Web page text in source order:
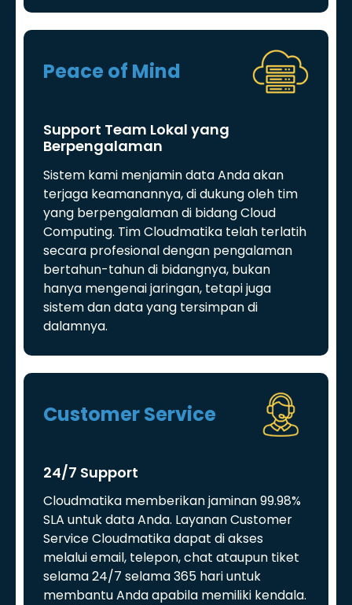
Peace of Mind
Support Team Lokal yang
Berpengalaman
Sistem kami menjamin data Anda akan
terjaga keamanannya, di dukung oleh tim
yang berpengalaman di bidang Cloud
Computing. Tim Cloudmatika telah terlatih
secara profesional dengan pengalaman
bertahun-tahun di bidangnya, bukan
hanya mengenai jaringan, tetapi juga
sistem dan data yang tersimpan di
dalamnya.
Customer Service
24/7 Support
Cloudmatika memberikan jaminan 99.98%
SLA untuk data Anda. Layanan Customer
Service Cloudmatika dapat di akses
melalui email, telepon, chat ataupun tiket
selama 24/7 selama 365 hari untuk
membantu Anda apabila memiliki kendala.